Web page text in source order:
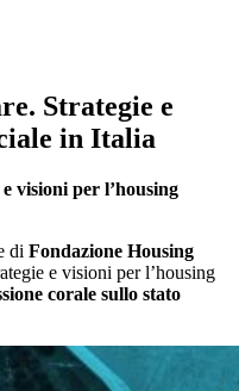
Strategie e
in Italia
visioni per l’housing
di Fondazione Housing
e visioni per l’housing
corale sullo stato